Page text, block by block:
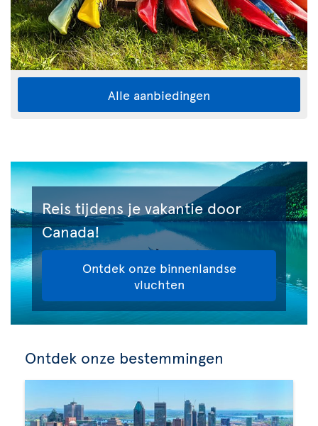
Alle aanbiedingen
Reis tijdens je vakantie door
Canada!
Ontdek onze binnenlandse
vluchten
Ontdek onze bestemmingen